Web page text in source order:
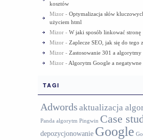
kosztów
Mizor - Optymalizacja słów
użyciem html
Mizor - W jaki sposób linkować stronę
Mizor - Zaplecze SEO, jak się do tego
Mizor - Zastosowanie 301 a algorytmy
Mizor - Algorytm Google a negatywne
TAGI
Adwords aktualizacja
Panda algorytm Pingwin Case
depozycjonowanie Google